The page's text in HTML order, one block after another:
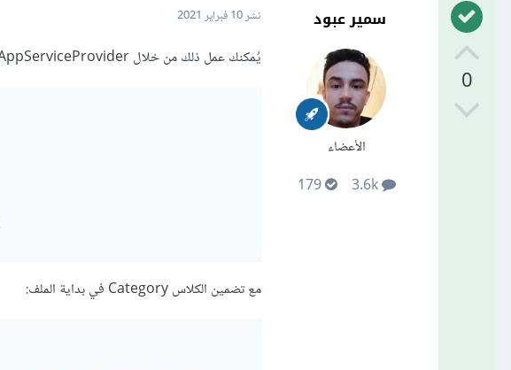
0
سمير عبود
الأعضاء
3.6k
179
نشر10 فبراير 2021
يُمكنك عمل ذلك من خلال AppServiceProvider من خلال التابع boot:
مع تضمين الكلاس Category في بداية الملف: